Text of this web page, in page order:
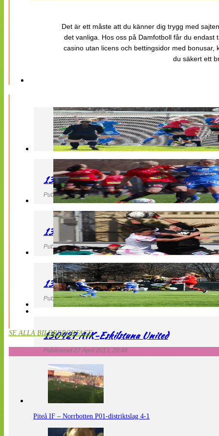
Det är ett måste att du känner dig trygg med
det vanliga. Hos oss på Damfotboll får du
casino utan licens och bettingsidor med
du säkert ett
130427 LB 07 – QBIK
Publicerad 27 April 2013, 22:40
130427 IF Limhamn Bunkeflo – QBIK
Publicerad 27 April 2013, 21:10
130427 LdB FC Malmö – Mallbackens IF
Publicerad 27 April 2013, 20:54
130427 AIK-Eskilstuna United
Publicerad 27 April 2013, 20:48
SE ALLA BILDREPORTAGE
Piteå IF – Norrbotten P01-distriktslag 4-1